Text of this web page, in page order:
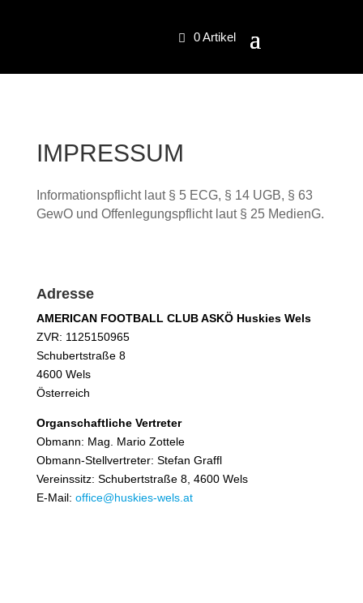
0 Artikel
IMPRESSUM
Informationspflicht laut § 5 ECG, § 14 UGB, § 63
GewO und Offenlegungspflicht laut § 25 MedienG.
Adresse
AMERICAN FOOTBALL CLUB ASKÖ Huskies Wels
ZVR: 1125150965
Schubertstraße 8
4600 Wels
Österreich
Organschaftliche Vertreter
Obmann: Mag. Mario Zottele
Obmann-Stellvertreter: Stefan Graffl
Vereinssitz: Schubertstraße 8, 4600 Wels
E-Mail: office@huskies-wels.at